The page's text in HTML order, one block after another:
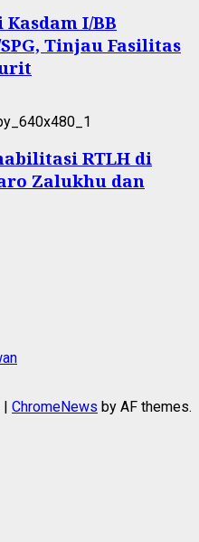
I/BB
Tinjau Fasilitas
RTLH di
Zalukhu dan
| ChromeNews by AF themes.